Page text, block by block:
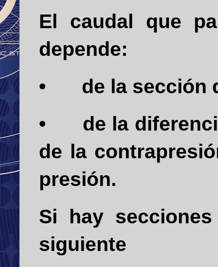
El caudal que
depende:
•
de la sección
•
de la
de la
presión.
Si hay
siguiente